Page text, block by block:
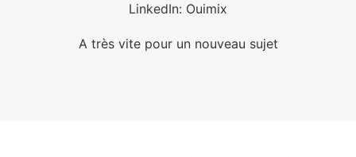
LinkedIn: Ouimix
A très vite pour un nouveau sujet